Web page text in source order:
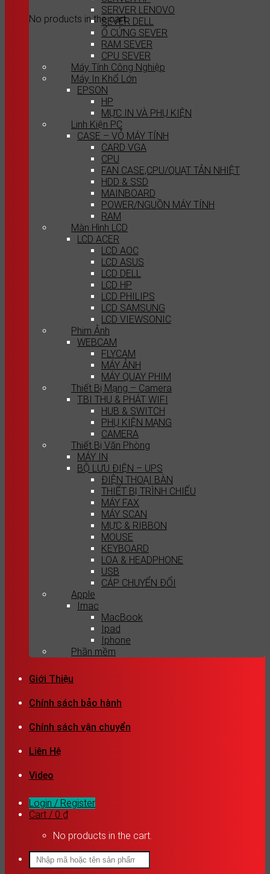
No products in the cart.
SERVER LENOVO
SEVER DELL
Ổ CỨNG SEVER
RAM SEVER
CPU SEVER
Máy Tính Công Nghiệp
Máy In Khổ Lớn
EPSON
HP
MỰC IN VÀ PHỤ KIỆN
Linh Kiện PC
CASE – VỎ MÁY TÍNH
CARD VGA
CPU
FAN CASE,CPU/QUẠT TẢN NHIỆT
HDD & SSD
MAINBOARD
POWER/NGUỒN MÁY TÍNH
RAM
Màn Hình LCD
LCD ACER
LCD AOC
LCD ASUS
LCD DELL
LCD HP
LCD PHILIPS
LCD SAMSUNG
LCD VIEWSONIC
Phim Ảnh
WEBCAM
FLYCAM
MÁY ẢNH
MÁY QUAY PHIM
Thiết Bị Mạng – Camera
T.BI THU & PHÁT WIFI
HUB & SWITCH
PHỤ KIỆN MẠNG
CAMERA
Thiết Bị Văn Phòng
MÁY IN
BỘ LƯU ĐIỆN – UPS
ĐIỆN THOẠI BÀN
THIẾT BỊ TRÌNH CHIẾU
MÁY FAX
MÁY SCAN
MỰC & RIBBON
MOUSE
KEYBOARD
LOA & HEADPHONE
USB
CÁP CHUYỂN ĐỔI
Apple
Imac
MacBook
Ipad
Iphone
Phần mềm
Giới Thiệu
Chính sách bảo hành
Chính sách vận chuyển
Liên Hệ
Video
Login / Register
Cart / 0 ₫
No products in the cart.
Search
for: